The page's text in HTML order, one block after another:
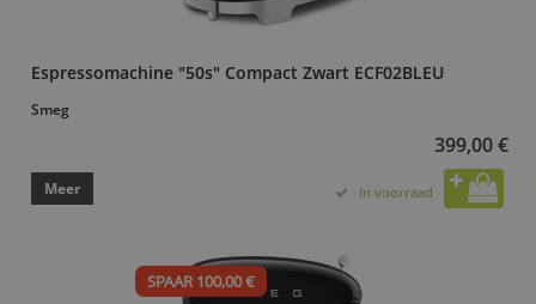
Espressomachine "50s" Compact Zwart ECF02BLEU
Smeg
399,00 €
Meer In voorraad
SPAAR 100,00 €